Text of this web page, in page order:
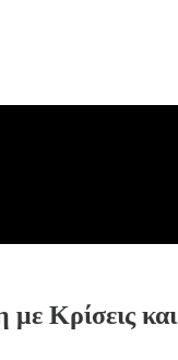
Κρίσεις και